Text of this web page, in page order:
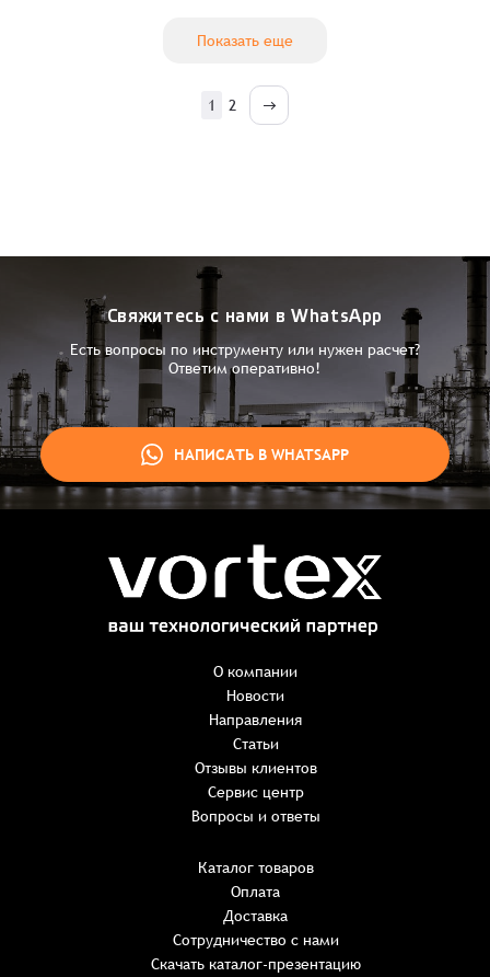
Заказать презентацию
Заказ успешно оформлен
Спасибо, что выбрали нас! Менеджер свяжется с Вами в
Восстановление пароля
Показать еще
1 2
Свяжитесь с нами в WhatsApp
Есть вопросы по инструменту или нужен расчет?
Ответим оперативно!
НАПИСАТЬ В WHATSAPP
О компании
Новости
Направления
Статьи
Отзывы клиентов
Сервис центр
Вопросы и ответы
Каталог товаров
Оплата
Доставка
Сотрудничество с нами
Скачать каталог-презентацию